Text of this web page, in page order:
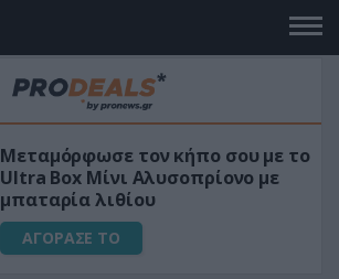
Μεταμόρφωσε τον κήπο σου με το
Ultra Box Μίνι Αλυσοπρίονο με
μπαταρία λιθίου
ΑΓΟΡΑΣΕ ΤΟ